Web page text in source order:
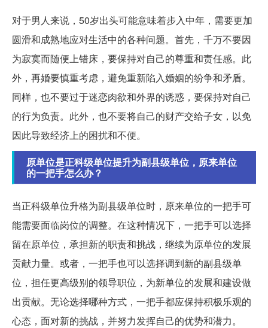
对于男人来说，50岁出头可能意味着步入中年，需要更加
圆滑和成熟地应对生活中的各种问题。首先，千万不要因
为寂寞而随便上错床，要保持对自己的尊重和责任感。此
外，再婚要慎重考虑，避免重新陷入婚姻的纷争和矛盾。
同样，也不要过于迷恋肉欲和外界的诱惑，要保持对自己
的行为负责。此外，也不要将自己的财产交给子女，以免
因此导致经济上的困扰和不便。
原单位是正科级单位提升为副县级单位，原来单位
的一把手怎么办？
当正科级单位升格为副县级单位时，原来单位的一把手可
能需要面临岗位的调整。在这种情况下，一把手可以选择
留在原单位，承担新的职责和挑战，继续为原单位的发展
贡献力量。或者，一把手也可以选择调到新的副县级单
位，担任更高级别的领导职位，为新单位的发展和建设做
出贡献。无论选择哪种方式，一把手都应保持积极乐观的
心态，面对新的挑战，并努力发挥自己的优势和潜力。